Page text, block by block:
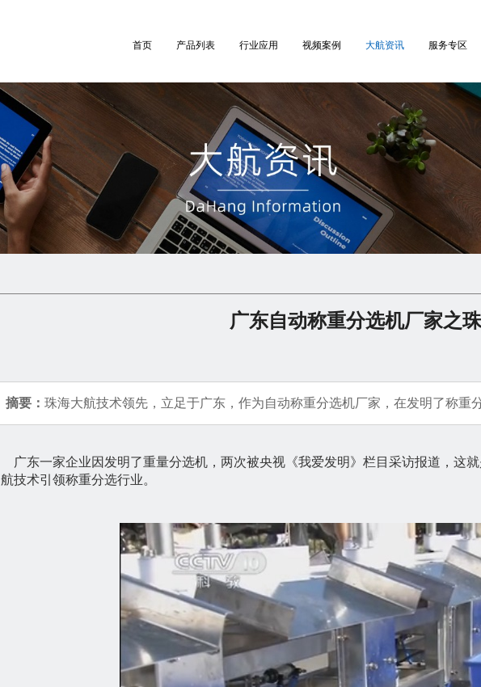
首页 产品列表 行业应用 视频案例 大航资讯 服务专区
广东自动称重分选机厂家之
摘要： 珠海大航技术领先，立足于广东，作为自动称重分选机厂家，在发明了称重
广东一家企业因发明了重量分选机，两次被央视《我爱发明》栏目采访报道，这就
航技术引领称重分选行业。